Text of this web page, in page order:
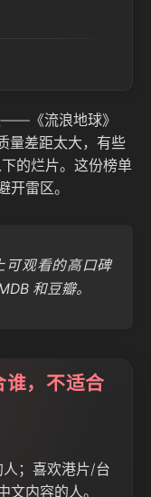
《流浪地球》
量差距太大，有些
的烂片。这份榜单
雷区。
可观看的高口碑
和豆瓣。
谁，不适合
；喜欢港片/台
内容的人。